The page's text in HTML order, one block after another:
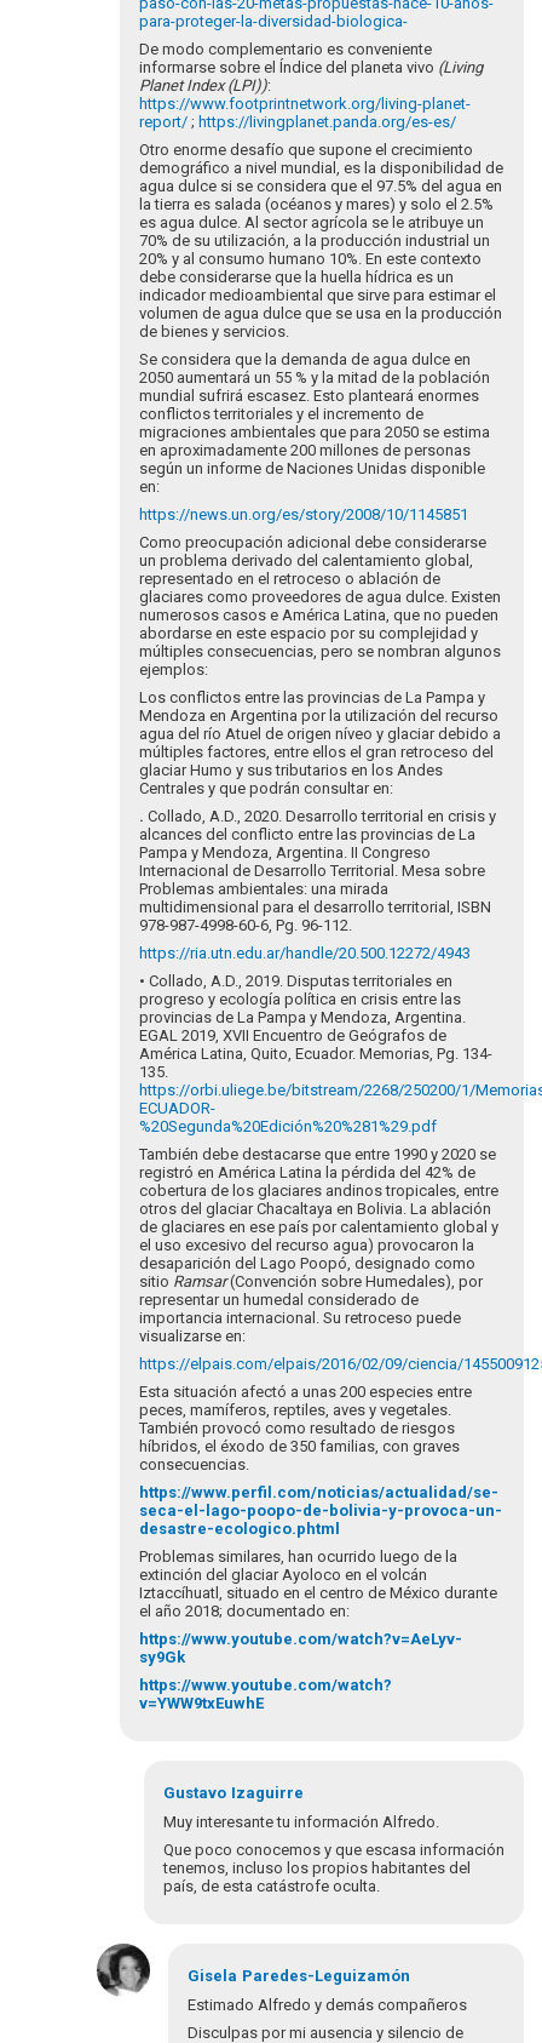
para-proteger-la-diversidad-biologica-
De modo complementario es conveniente
informarse sobre el Índice del planeta vivo (Living
Planet Index (LPI)):
https://www.footprintnetwork.org/living-planet-
report/; https://livingplanet.panda.org/es-es/
Otro enorme desafío que supone el crecimiento
demográfico a nivel mundial, es la disponibilidad de
agua dulce si se considera que el 97.5% del agua en
la tierra es salada (océanos y mares) y solo el 2.5%
es agua dulce. Al sector agrícola se le atribuye un
70% de su utilización, a la producción industrial un
20% y al consumo humano 10%. En este contexto
debe considerarse que la huella hídrica es un
indicador medioambiental que sirve para estimar el
volumen de agua dulce que se usa en la producción
de bienes y servicios.
Se considera que la demanda de agua dulce en
2050 aumentará un 55 % y la mitad de la población
mundial sufrirá escasez. Esto planteará enormes
conflictos territoriales y el incremento de
migraciones ambientales que para 2050 se estima
en aproximadamente 200 millones de personas
según un informe de Naciones Unidas disponible
en:
https://news.un.org/es/story/2008/10/1145851
Como preocupación adicional debe considerarse
un problema derivado del calentamiento global,
representado en el retroceso o ablación de
glaciares como proveedores de agua dulce. Existen
numerosos casos e América Latina, que no pueden
abordarse en este espacio por su complejidad y
múltiples consecuencias, pero se nombran algunos
ejemplos:
Los conflictos entre las provincias de La Pampa y
Mendoza en Argentina por la utilización del recurso
agua del río Atuel de origen níveo y glaciar debido a
múltiples factores, entre ellos el gran retroceso del
glaciar Humo y sus tributarios en los Andes
Centrales y que podrán consultar en:
. Collado, A.D., 2020. Desarrollo territorial en crisis y
alcances del conflicto entre las provincias de La
Pampa y Mendoza, Argentina. II Congreso
Internacional de Desarrollo Territorial. Mesa sobre
Problemas ambientales: una mirada
multidimensional para el desarrollo territorial, ISBN
978-987-4998-60-6, Pg. 96-112.
https://ria.utn.edu.ar/handle/20.500.12272/4943
• Collado, A.D., 2019. Disputas territoriales en
progreso y ecología política en crisis entre las
provincias de La Pampa y Mendoza, Argentina.
EGAL 2019, XVII Encuentro de Geógrafos de
América Latina, Quito, Ecuador. Memorias, Pg. 134-
135.
https://orbi.uliege.be/bitstream/2268/250200/1/
ECUADOR-
%20Segunda%20Edición%20%281%29.pdf
También debe destacarse que entre 1990 y 2020 se
registró en América Latina la pérdida del 42% de
cobertura de los glaciares andinos tropicales, entre
otros del glaciar Chacaltaya en Bolivia. La ablación
de glaciares en ese país por calentamiento global y
el uso excesivo del recurso agua) provocaron la
desaparición del Lago Poopó, designado como
sitio Ramsar(Convención sobre Humedales), por
representar un humedal considerado de
importancia internacional. Su retroceso puede
visualizarse en:
https://elpais.com/elpais/2016/02/09/ciencia/
Esta situación afectó a unas 200 especies entre
peces, mamíferos, reptiles, aves y vegetales.
También provocó como resultado de riesgos
híbridos, el éxodo de 350 familias, con graves
consecuencias.
https://www.perfil.com/noticias/actualidad/se-
seca-el-lago-poopo-de-bolivia-y-provoca-un-
desastre-ecologico.phtml
Problemas similares, han ocurrido luego de la
extinción del glaciar Ayoloco en el volcán
Iztaccíhuatl, situado en el centro de México durante
el año 2018; documentado en:
https://www.youtube.com/watch?v=AeLyv-
sy9Gk
https://www.youtube.com/watch?
v=YWW9txEuwhE
Gustavo Izaguirre
Muy interesante tu información Alfredo.
Que poco conocemos y que escasa información
tenemos, incluso los propios habitantes del
país, de esta catástrofe oculta.
respuesta
Gisela Paredes-Leguizamón
Estimado Alfredo y demás compañeros
Disculpas por mi ausencia y silencio de